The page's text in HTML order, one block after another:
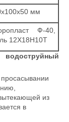
мм
Ф-40,
12Х18Н10Т
из
в